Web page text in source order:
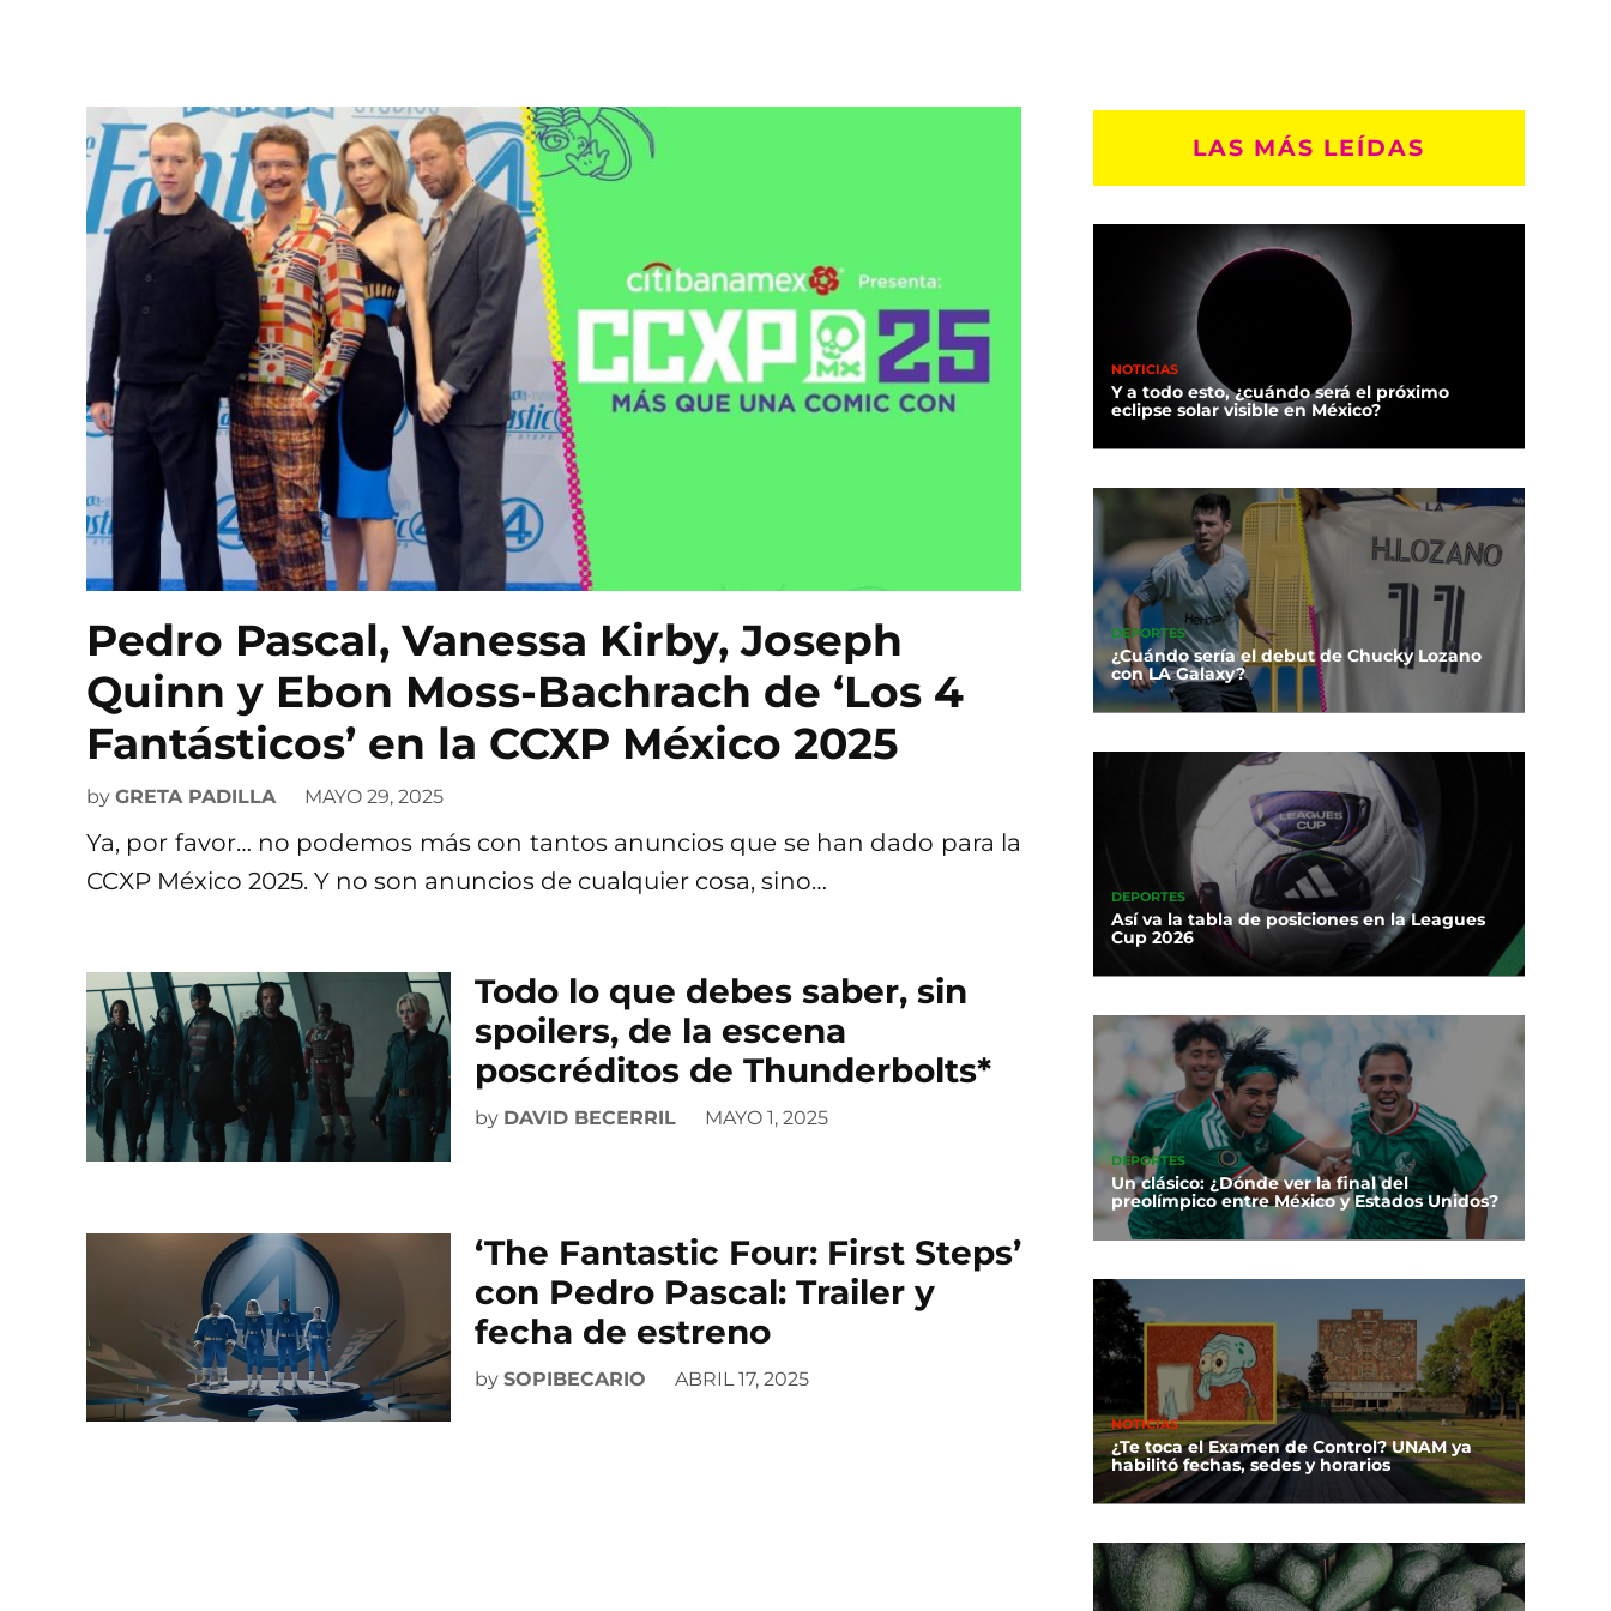
Pedro Pascal, Vanessa Kirby, Joseph
Quinn y Ebon Moss-Bachrach de ‘Los 4
Fantásticos’ en la CCXP México 2025
by GRETA PADILLA MAYO 29, 2025
Ya, por favor… no podemos más con tantos anuncios que se han dado para la
CCXP México 2025. Y no son anuncios de cualquier cosa, sino…
Todo lo que debes saber, sin
spoilers, de la escena
poscréditos de Thunderbolts*
by DAVID BECERRIL MAYO 1, 2025
‘The Fantastic Four: First Steps’
con Pedro Pascal: Trailer y
fecha de estreno
by SOPIBECARIO ABRIL 17, 2025
LAS MÁS LEÍDAS
NOTICIAS
Y a todo esto, ¿cuándo será el próximo
eclipse solar visible en México?
DEPORTES
¿Cuándo sería el debut de Chucky Lozano
con LA Galaxy?
DEPORTES
Así va la tabla de posiciones en la Leagues
Cup 2026
DEPORTES
Un clásico: ¿Dónde ver la final del
preolímpico entre México y Estados Unidos?
NOTICIAS
¿Te toca el Examen de Control? UNAM ya
habilitó fechas, sedes y horarios